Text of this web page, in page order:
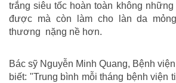
trắng siêu tốc hoàn toàn không
được mà còn làm cho làn da
thương nặng nề hơn.
Bác sỹ Nguyễn Minh Quang, Bệnh
biết: "Trung bình mỗi tháng bệnh viện